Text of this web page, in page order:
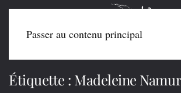
Passer au contenu principal
Étiquette : Madeleine